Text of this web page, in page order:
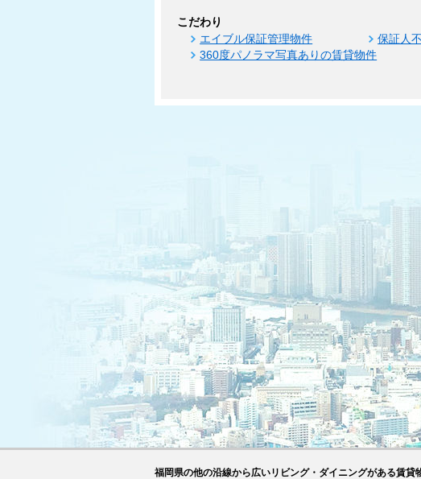
こだわり
エイブル保証管理物件 保証人
360度パノラマ写真ありの賃貸物件
福岡県の他の沿線から広いリビング・ダイニングがある賃貸